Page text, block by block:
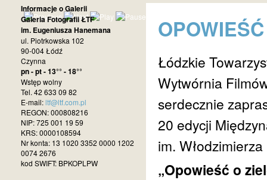
Łódzkie
Wytwórnia
serdecznie
20 edycji
im.
„Opowieść o
Informacje o Galerii
Galeria Fotografii ŁTF
im. Eugeniusza Hanemana
ul. Piotrkowska 102
90-004 Łódź
Czynna
pn - pt - 13°° - 18°°
Wstęp wolny
Tel. 42 633 09 82
E-mail:ltf@ltf.com.pl
REGON: 000808216
NIP: 725 001 19 59
KRS: 0000108594
Nr konta: 13 1020 3352 0000 1202
0074 2676
kod SWIFT: BPKOPLPW